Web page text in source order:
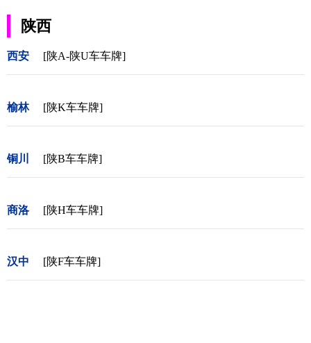
陕西
西安 [陕A-陕U车车牌]
榆林 [陕K车车牌]
铜川 [陕B车车牌]
商洛 [陕H车车牌]
汉中 [陕F车车牌]